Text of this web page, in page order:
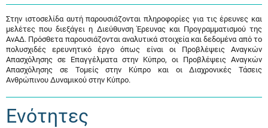
Στην ιστοσελίδα αυτή παρουσιάζονται πληροφορίες για τις έρευνες και
μελέτες που διεξάγει η Διεύθυνση Έρευνας και Προγραμματισμού της
ΑνΑΔ. Πρόσθετα παρουσιάζονται αναλυτικά στοιχεία και δεδομένα από το
πολυσχιδές ερευνητικό έργο όπως είναι οι Προβλέψεις Αναγκών
Απασχόλησης σε Επαγγέλματα στην Κύπρο, οι Προβλέψεις Αναγκών
Απασχόλησης σε Τομείς στην Κύπρο και οι Διαχρονικές Τάσεις
Ανθρώπινου Δυναμικού στην Κύπρο.
Ενότητες